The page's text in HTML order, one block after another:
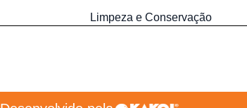
Limpeza e Conservação